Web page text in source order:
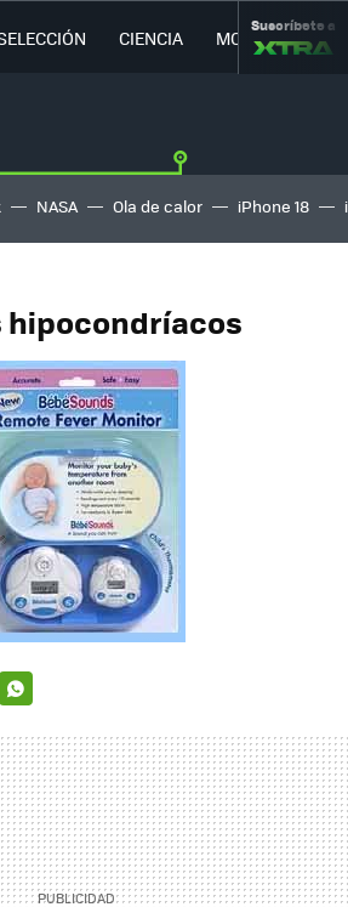
CIENCIA MOVILIDAD
Suscríbete a
NASA Ola de calor iPhone 18
hipocondríacos